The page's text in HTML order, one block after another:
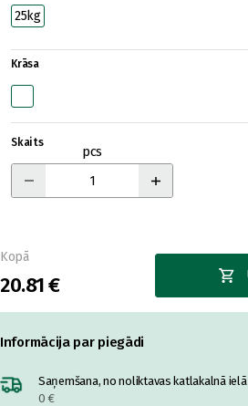
25kg
Krāsa
Skaits
pcs
Kopā
20.81 €
Informācija par piegādi
Saņemšana, no noliktavas katlakalnā
0 €